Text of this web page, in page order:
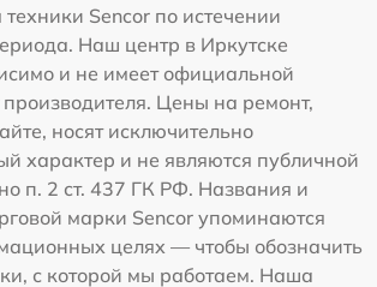
Sencor по истечении
Наш центр в Иркутске
и не имеет официальной
Цены на ремонт,
носят исключительно
характер и не являются публичной
п. 2 ст. 437 ГК РФ. Названия и
марки Sencor упоминаются
целях — чтобы обозначить
с которой мы работаем. Наша